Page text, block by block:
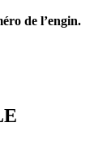
de l’engin.